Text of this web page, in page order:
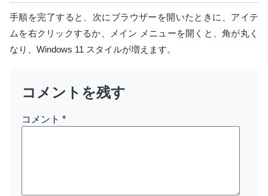
手順を完了すると、次にブラウザーを開いたときに、アイテ
ムを右クリックするか、メイン メニューを開くと、角が丸く
なり、Windows 11 スタイルが増えます。
コメントを残す
コメント *